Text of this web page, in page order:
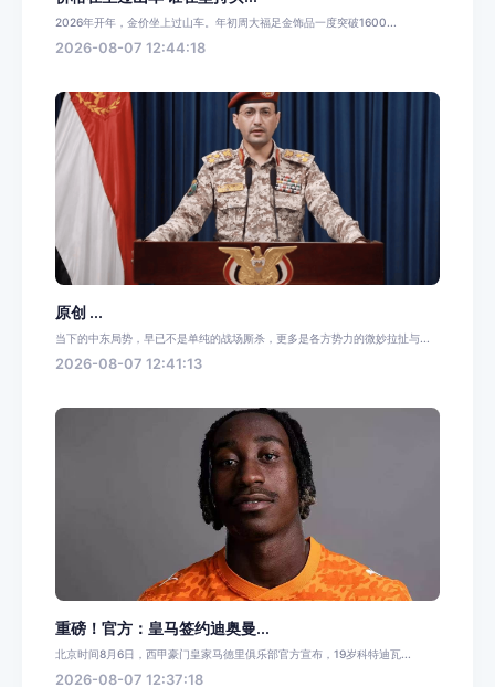
2026年开年，金价坐上过山车。年初周大福足金饰品一度突破1600...
2026-08-07 12:44:18
原创 ...
当下的中东局势，早已不是单纯的战场厮杀，更多是各方势力的微妙拉扯与...
2026-08-07 12:41:13
重磅！官方：皇马签约迪奥曼...
北京时间8月6日，西甲豪门皇家马德里俱乐部官方宣布，19岁科特迪瓦...
2026-08-07 12:37:18